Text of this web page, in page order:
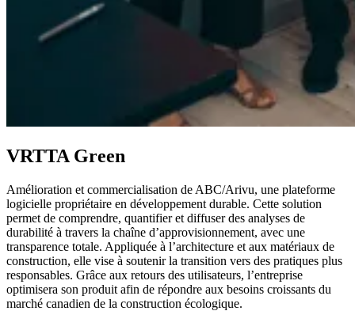
VRTTA Green
Amélioration et commercialisation de ABC/Arivu, une plateforme
logicielle propriétaire en développement durable. Cette solution
permet de comprendre, quantifier et diffuser des analyses de
durabilité à travers la chaîne d’approvisionnement, avec une
transparence totale. Appliquée à l’architecture et aux matériaux de
construction, elle vise à soutenir la transition vers des pratiques plus
responsables. Grâce aux retours des utilisateurs, l’entreprise
optimisera son produit afin de répondre aux besoins croissants du
marché canadien de la construction écologique.